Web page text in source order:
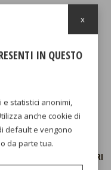
AD ARIA CALDA 2 LITRI
IN QUESTO
e statistici anonimi,
anche cookie di
default e vengono
da parte tua.
x